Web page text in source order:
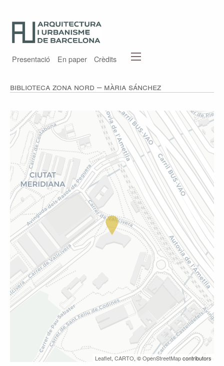
Presentació En paper Crèdits
Biblioteca Zona Nord – Mària Sánchez
Leaflet, CARTO, ©OpenStreetMapcontributors